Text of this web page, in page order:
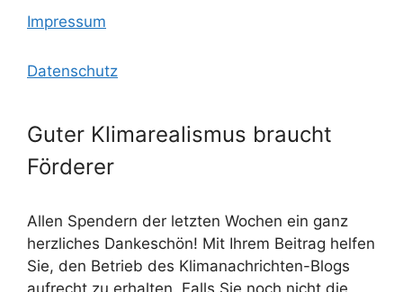
Impressum
Datenschutz
Guter Klimarealismus braucht
Förderer
Allen Spendern der letzten Wochen ein ganz
herzliches Dankeschön! Mit Ihrem Beitrag helfen
Sie, den Betrieb des Klimanachrichten-Blogs
aufrecht zu erhalten. Falls Sie noch nicht die